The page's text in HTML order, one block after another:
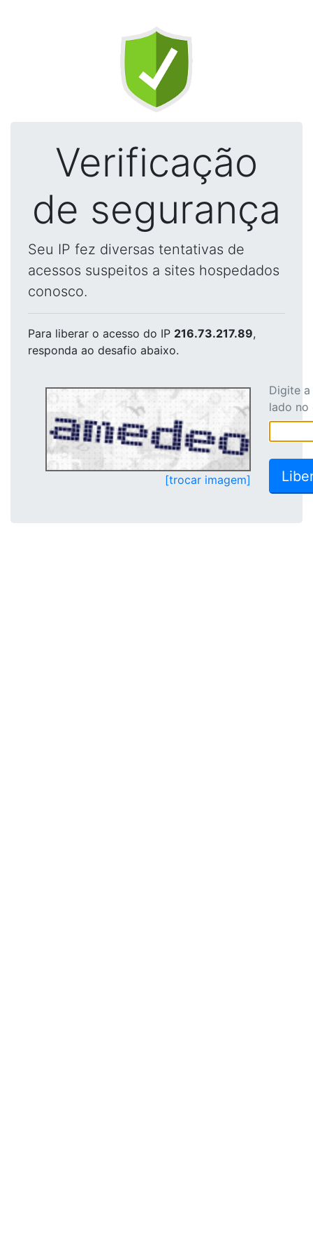
Verificação
de segurança
Seu IP fez diversas tentativas de
acessos suspeitos a sites hospedados
conosco.
Para liberar o acesso do IP 216.73.217.89,
responda ao desafio abaixo.
[trocar imagem]
Digite
lado no